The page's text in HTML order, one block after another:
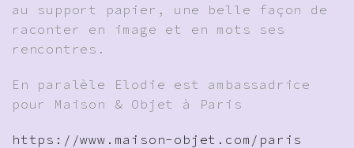
au support papier, une belle façon de
raconter en image et en mots ses
rencontres.
En paralèle Elodie est ambassadrice
pour Maison & Objet à Paris
https://www.maison-objet.com/paris